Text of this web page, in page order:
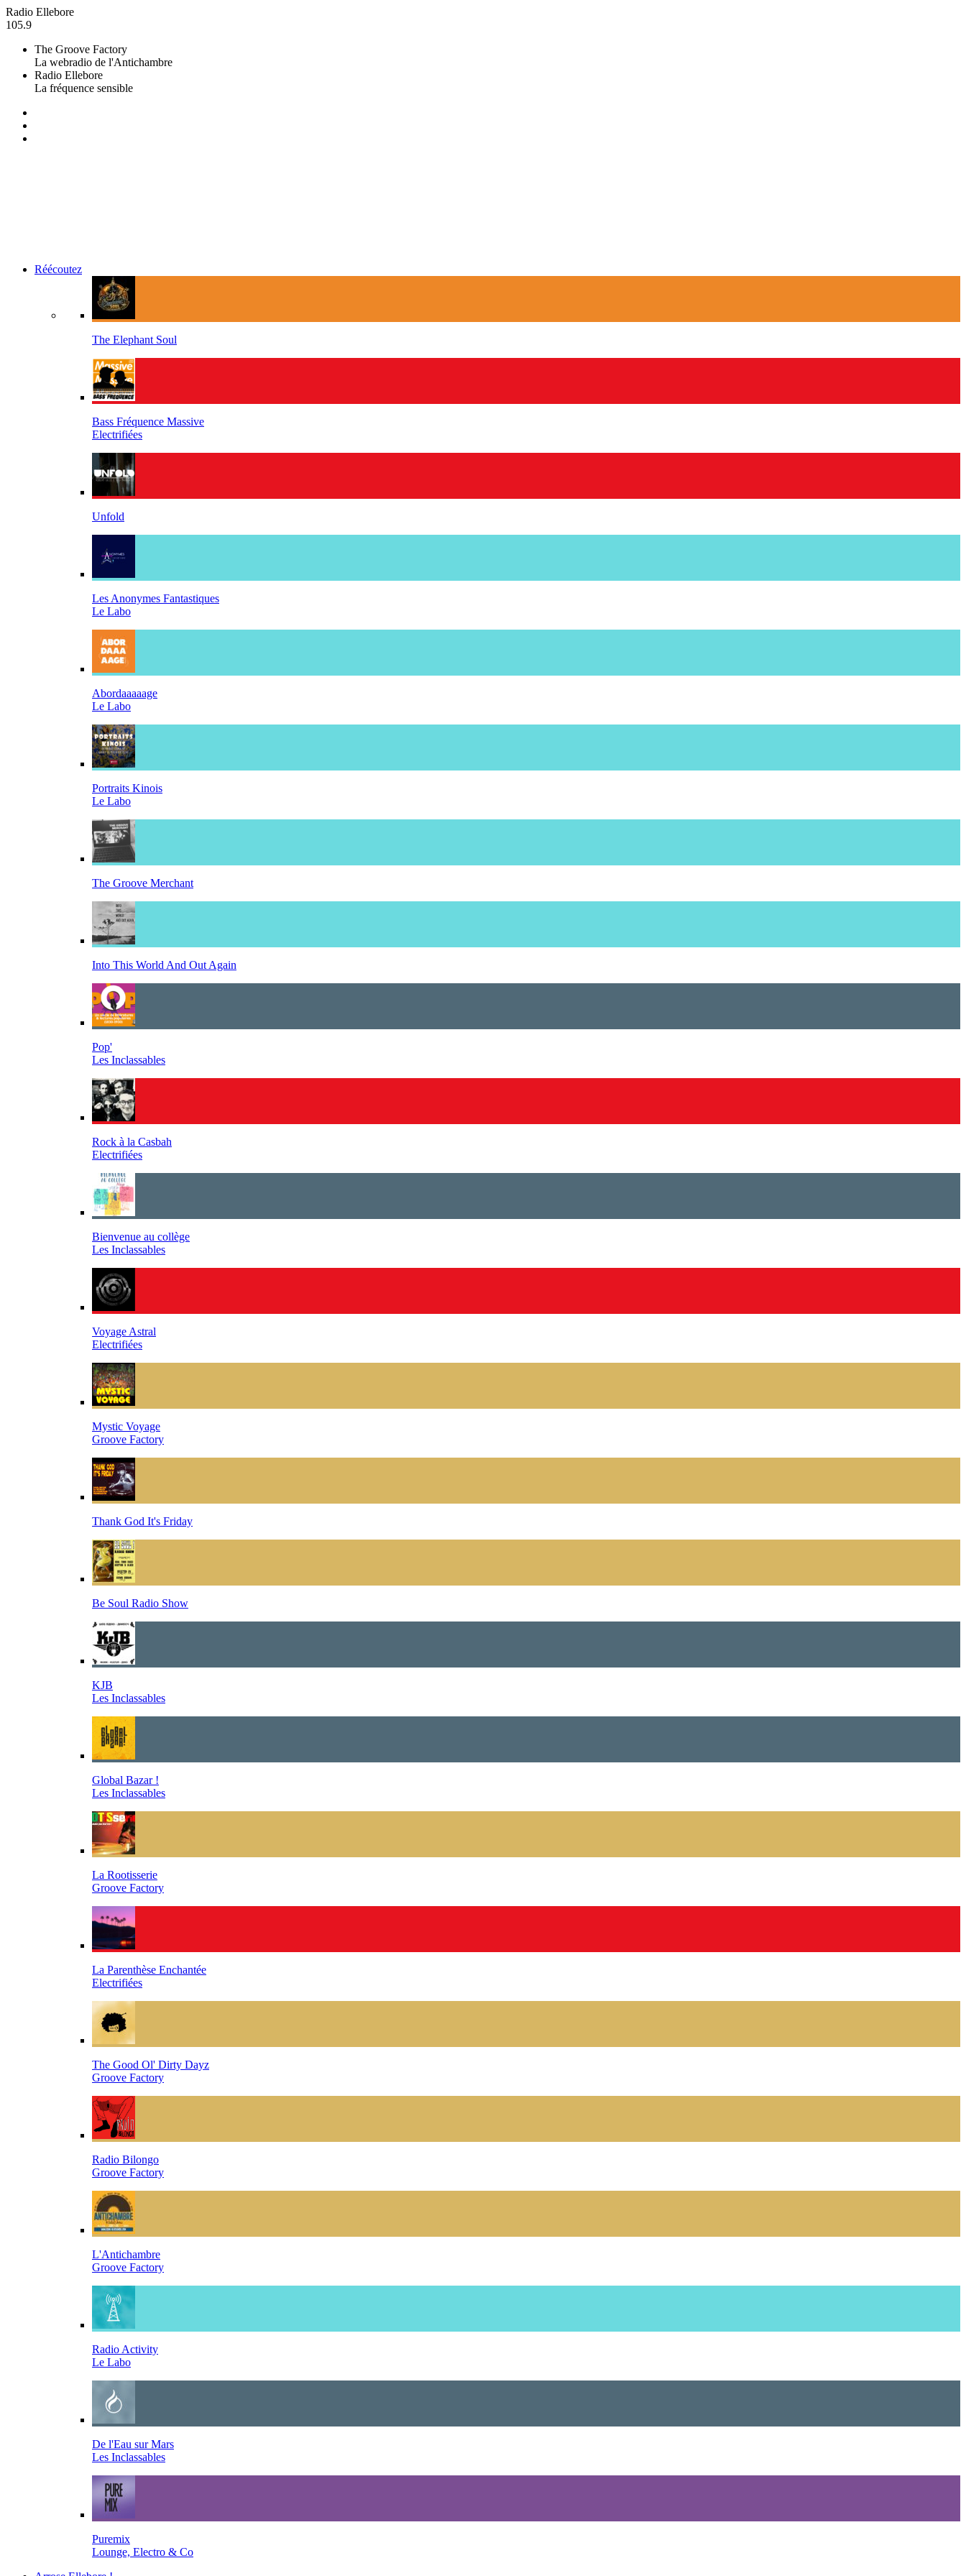
Radio Ellebore
105.9
The Groove Factory
La webradio de l'Antichambre
Radio Ellebore
La fréquence sensible
Réécoutez
The Elephant Soul
Bass Fréquence Massive
Electrifiées
Unfold
Les Anonymes Fantastiques
Le Labo
Abordaaaaage
Le Labo
Portraits Kinois
Le Labo
The Groove Merchant
Into This World And Out Again
Pop'
Les Inclassables
Rock à la Casbah
Electrifiées
Bienvenue au collège
Les Inclassables
Voyage Astral
Electrifiées
Mystic Voyage
Groove Factory
Thank God It's Friday
Be Soul Radio Show
KJB
Les Inclassables
Global Bazar !
Les Inclassables
La Rootisserie
Groove Factory
La Parenthèse Enchantée
Electrifiées
The Good Ol' Dirty Dayz
Groove Factory
Radio Bilongo
Groove Factory
L'Antichambre
Groove Factory
Radio Activity
Le Labo
De l'Eau sur Mars
Les Inclassables
Puremix
Lounge, Electro & Co